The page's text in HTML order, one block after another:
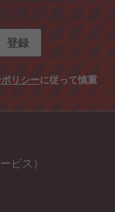
登録
リシーに従って慎重
ビス）